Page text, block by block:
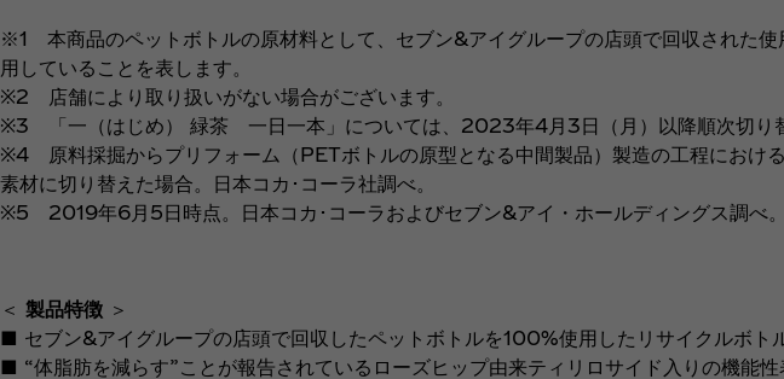
※1 本商品のペットボトルの原材料として、セブン&アイグループの店頭で回収された
用していることを表します。
※2 店舗により取り扱いがない場合がございます。
※3 「一（はじめ） 緑茶 一日一本」については、2023年4月3日（月）以降順次切り替
※4 原料採掘からプリフォーム（PETボトルの原型となる中間製品）製造の工程におけ
素材に切り替えた場合。日本コカ･コーラ社調べ。
※5 2019年6月5日時点。日本コカ･コーラおよびセブン&アイ・ホールディングス調べ。
＜ 製品特徴 ＞
■ セブン&アイグループの店頭で回収したペットボトルを100%使用したリサイクルボト
■ “体脂肪を減らす”ことが報告されているローズヒップ由来ティリロサイド入りの機能性